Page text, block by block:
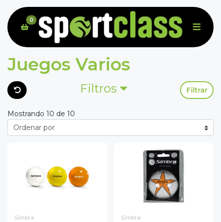
0
Juegos Varios
Filtros Filtrar
Mostrando 10 de 10
Simbra
Simbra